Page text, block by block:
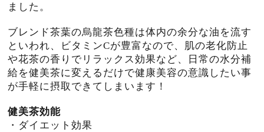
ました。
ブレンド茶葉の烏龍茶色種は体内の余分な油を流す
といわれ、ビタミンCが豊富なので、肌の老化防止
や花茶の香りでリラックス効果など、日常の水分補
給を健美茶に変えるだけで健康美容の意識したい事
が手軽に摂取できてしまいます！
健美茶効能
・ダイエット効果